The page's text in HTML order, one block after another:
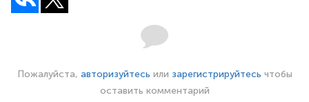
Пожалуйста, авторизуйтесь или зарегистрируйтесь чтобы
оставить комментарий